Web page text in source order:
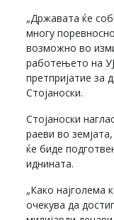
„Државата ќе
многу
возможно во
работењето на
претпријатие за
Стојаноски.
Стојаноски
раеви во
ќе биде
иднината.
„Како најголема
очекува да